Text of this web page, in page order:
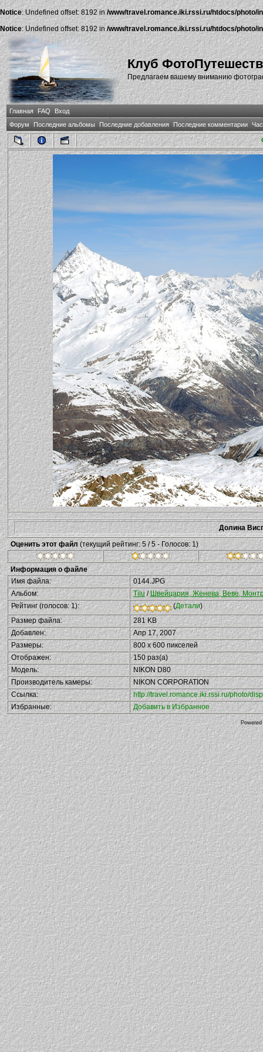
Notice: Undefined offset: 8192 in /www/travel.romance.iki.rssi.ru/htdocs/photo/
Notice: Undefined offset: 8192 in/www/travel.romance.iki.rssi.ru/htdocs/photo/
Клуб
Предлагаем вашему вниманию
Главная FAQ
Вход
Форум
Последние альбомы Последние добавления Последние комментарии
Долина
Оценить этот файл (текущий рейтинг: 5 / 5 - Голосов: 1)
Информация о файле
Имя файла:
0144.JPG
Альбом:
Tilu/Швейцария, Женева, Веве,
Рейтинг (голосов: 1):
(Детали)
Размер файла:
281 KB
Добавлен:
Апр 17, 2007
Размеры:
800 x 600 пикселей
Отображен:
150 раз(а)
Модель:
NIKON D80
Производитель камеры:
NIKON CORPORATION
Ссылка:
http://travel.romance.iki.rssi.ru/photo/
Избранные:
Добавить в Избранное